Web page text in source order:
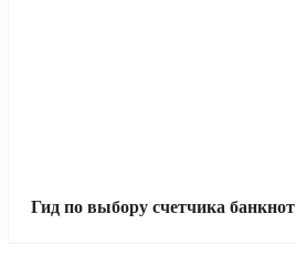
Гид по выбору счетчика банкнот